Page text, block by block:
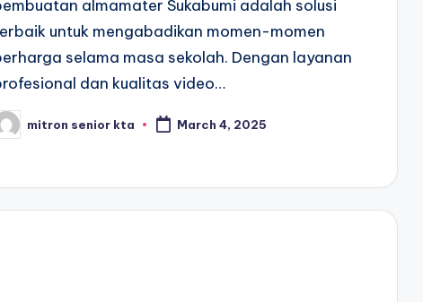
almamater Sukabumi adalah solusi
untuk mengabadikan momen-momen
selama masa sekolah. Dengan layanan
dan kualitas video…
mitron senior kta March 4, 2025